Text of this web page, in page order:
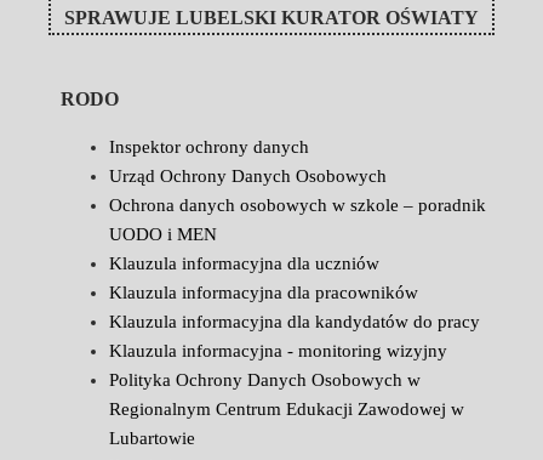
SPRAWUJE LUBELSKI KURATOR OŚWIATY
RODO
Inspektor ochrony danych
Urząd Ochrony Danych Osobowych
Ochrona danych osobowych w szkole – poradnik
UODO i MEN
Klauzula informacyjna dla uczniów
Klauzula informacyjna dla pracowników
Klauzula informacyjna dla kandydatów do pracy
Klauzula informacyjna - monitoring wizyjny
Polityka Ochrony Danych Osobowych w
Regionalnym Centrum Edukacji Zawodowej w
Lubartowie